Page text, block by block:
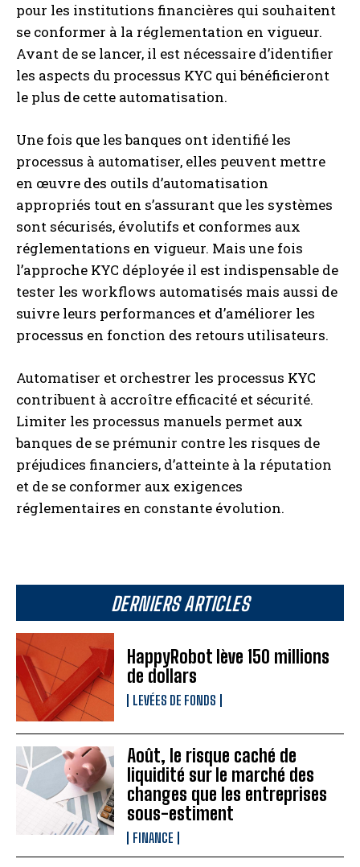
DERNIERS ARTICLES
HappyRobot lève 150 millions
de dollars
LEVÉES DE FONDS
Août, le risque caché de
liquidité sur le marché des
changes que les entreprises
sous-estiment
FINANCE
pour les institutions financières qui souhaitent
se conformer à la réglementation en vigueur.
Avant de se lancer, il est nécessaire d’identifier
les aspects du processus KYC qui bénéficieront
le plus de cette automatisation.
Une fois que les banques ont identifié les
processus à automatiser, elles peuvent mettre
en œuvre des outils d’automatisation
appropriés tout en s’assurant que les systèmes
sont sécurisés, évolutifs et conformes aux
réglementations en vigueur. Mais une fois
l’approche KYC déployée il est indispensable de
tester les workflows automatisés mais aussi de
suivre leurs performances et d’améliorer les
processus en fonction des retours utilisateurs.
Automatiser et orchestrer les processus KYC
contribuent à accroître efficacité et sécurité.
Limiter les processus manuels permet aux
banques de se prémunir contre les risques de
préjudices financiers, d’atteinte à la réputation
et de se conformer aux exigences
réglementaires en constante évolution.